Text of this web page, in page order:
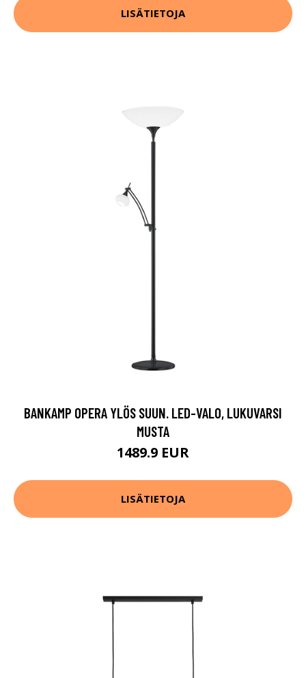
LISÄTIETOJA
BANKAMP OPERA YLÖS SUUN. LED-VALO, LUKUVARSI
MUSTA
1489.9 EUR
LISÄTIETOJA